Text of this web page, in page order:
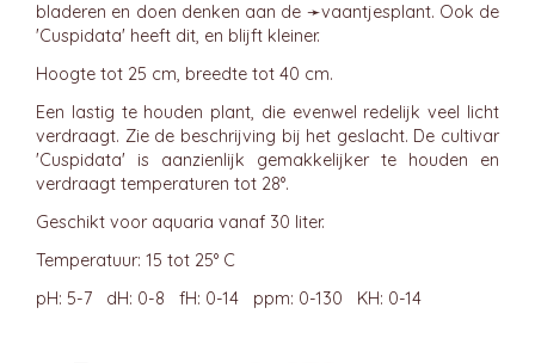
bladeren en doen denken aan de ➛vaantjesplant. Ook de
'Cuspidata' heeft dit, en blijft kleiner.
Hoogte tot 25 cm, breedte tot 40 cm.
Een lastig te houden plant, die evenwel redelijk veel licht
verdraagt. Zie de beschrijving bij het geslacht. De cultivar
'Cuspidata' is aanzienlijk gemakkelijker te houden en
verdraagt temperaturen tot 28°.
Geschikt voor aquaria vanaf 30 liter.
Temperatuur: 15 tot 25° C
pH: 5-7 dH: 0-8 fH: 0-14 ppm: 0-130 KH: 0-14